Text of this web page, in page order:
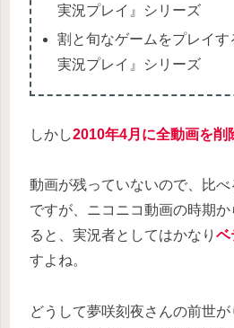
実況プレイ』シリーズ
割と旬なゲームをプレイ
実況プレイ』シリーズ
しかし2010年4月に全動画を削
動画が残っていないので、比
ですが、ニコニコ動画の時期
ると、実況者としてはかなり ベ
すよね。
どうして夢咲刻夜さんの前世